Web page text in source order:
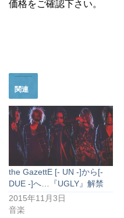
価格をご確認下さい。
関連
the GazettE [- UN -]から[-
DUE -]へ…『UGLY』解禁
2015年11月3日
音楽